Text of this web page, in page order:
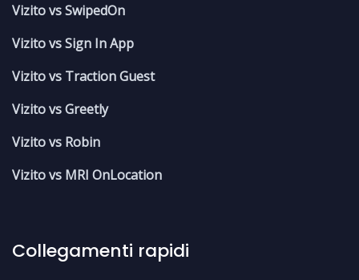
Vizito vs SwipedOn
Vizito vs Sign In App
Vizito vs Traction Guest
Vizito vs Greetly
Vizito vs Robin
Vizito vs MRI OnLocation
Collegamenti rapidi